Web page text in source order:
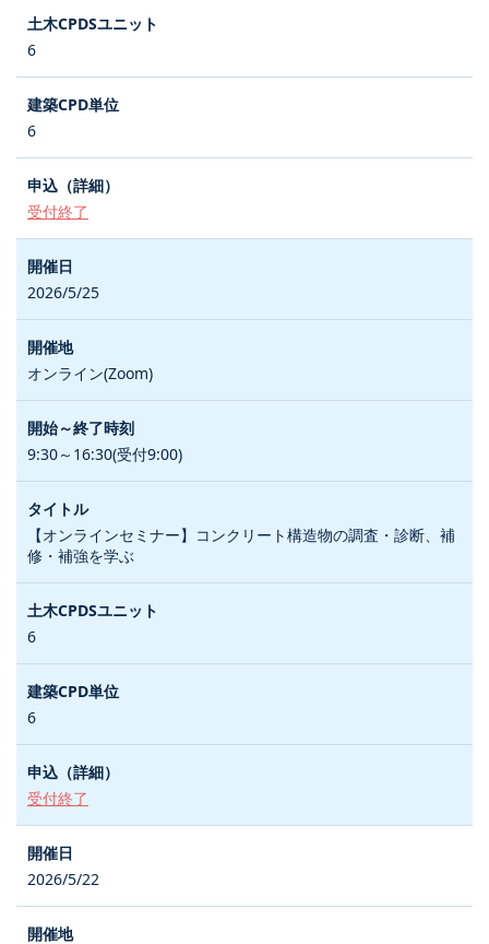
6
6
受付終了
2026/5/25
オンライン(Zoom)
9:30～16:30(受付9:00)
【オンラインセミナー】コンクリート構造物の調査・診断、補
修・補強を学ぶ
6
6
受付終了
2026/5/22